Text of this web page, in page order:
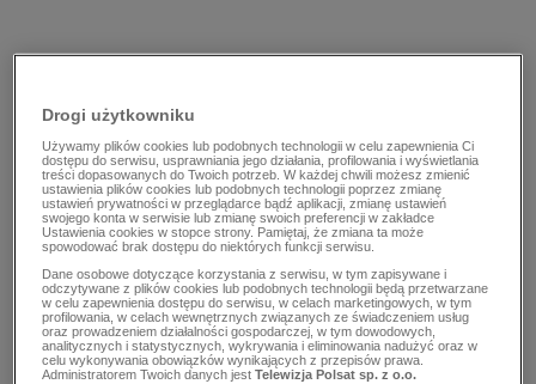
Drogi użytkowniku
Używamy plików cookies lub podobnych technologii w celu zapewnienia Ci
dostępu do serwisu, usprawniania jego działania, profilowania i wyświetlania
treści dopasowanych do Twoich potrzeb. W każdej chwili możesz zmienić
ustawienia plików cookies lub podobnych technologii poprzez zmianę
ustawień prywatności w przeglądarce bądź aplikacji, zmianę ustawień
swojego konta w serwisie lub zmianę swoich preferencji w zakładce
Ustawienia cookies w stopce strony. Pamiętaj, że zmiana ta może
spowodować brak dostępu do niektórych funkcji serwisu.
Dane osobowe dotyczące korzystania z serwisu, w tym zapisywane i
odczytywane z plików cookies lub podobnych technologii będą przetwarzane
w celu zapewnienia dostępu do serwisu, w celach marketingowych, w tym
profilowania, w celach wewnętrznych związanych ze świadczeniem usług
oraz prowadzeniem działalności gospodarczej, w tym dowodowych,
analitycznych i statystycznych, wykrywania i eliminowania nadużyć oraz w
celu wykonywania obowiązków wynikających z przepisów prawa.
Administratorem Twoich danych jestTelewizja Polsat sp. z o.o.